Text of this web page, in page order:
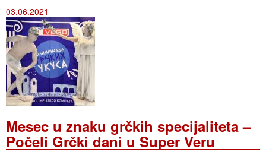
03.06.2021
Mesec u znaku grčkih specijaliteta –
Počeli Grčki dani u Super Veru